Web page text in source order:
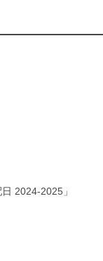
2024-2025」